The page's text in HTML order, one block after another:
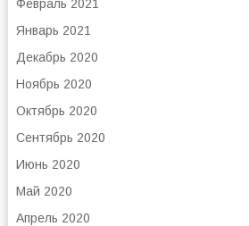
Февраль 2021
Январь 2021
Декабрь 2020
Ноябрь 2020
Октябрь 2020
Сентябрь 2020
Июнь 2020
Май 2020
Апрель 2020